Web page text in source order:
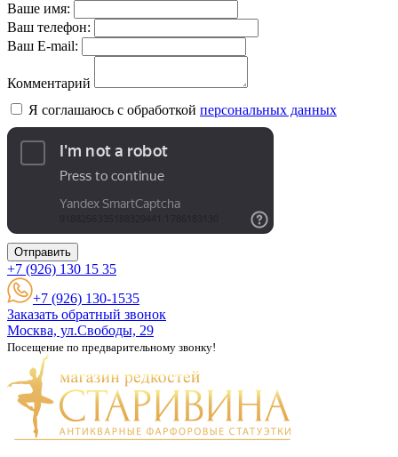
Ваше имя:
Ваш телефон:
Ваш E-mail:
Комментарий
Я соглашаюсь с обработкой персональных данных
Отправить
+7 (926) 130 15 35
+7 (926) 130-1535
Заказать обратный звонок
Москва, ул.Свободы, 29
Посещение по предварительному звонку!